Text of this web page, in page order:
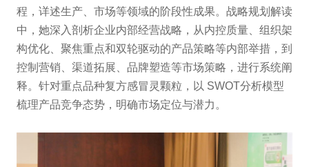
程，详述生产、市场等领域的阶段性成果。战略规划解读
中，她深入剖析企业内部经营战略，从内控质量、组织架
构优化、聚焦重点和双轮驱动的产品策略等内部举措，到
控制营销、渠道拓展、品牌塑造等市场策略，进行系统阐
释。针对重点品种复方感冒灵颗粒，以 SWOT分析模型
梳理产品竞争态势，明确市场定位与潜力。